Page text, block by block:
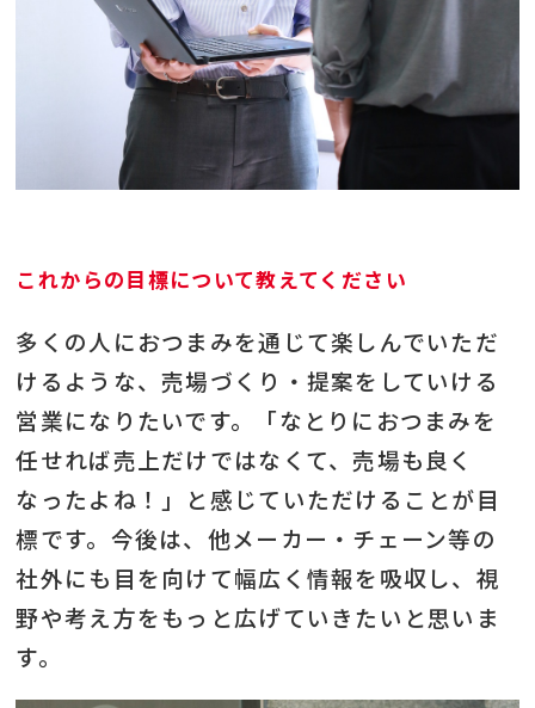
これからの目標について教えてください
多くの人におつまみを通じて楽しんでいただ
けるような、売場づくり・提案をしていける
営業になりたいです。「なとりにおつまみを
任せれば売上だけではなくて、売場も良く
なったよね！」と感じていただけることが目
標です。今後は、他メーカー・チェーン等の
社外にも目を向けて幅広く情報を吸収し、視
野や考え方をもっと広げていきたいと思いま
す。